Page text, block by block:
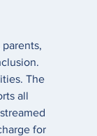
The
all
for